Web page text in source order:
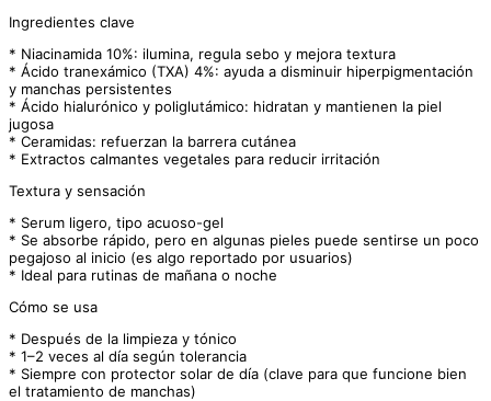
Ingredientes clave
* Niacinamida 10%: ilumina, regula sebo y mejora textura
* Ácido tranexámico (TXA) 4%: ayuda a disminuir hiperpigmentación
y manchas persistentes
* Ácido hialurónico y poliglutámico: hidratan y mantienen la piel
jugosa
* Ceramidas: refuerzan la barrera cutánea
* Extractos calmantes vegetales para reducir irritación
Textura y sensación
* Serum ligero, tipo acuoso-gel
* Se absorbe rápido, pero en algunas pieles puede sentirse un poco
pegajoso al inicio (es algo reportado por usuarios)
* Ideal para rutinas de mañana o noche
Cómo se usa
* Después de la limpieza y tónico
* 1–2 veces al día según tolerancia
* Siempre con protector solar de día (clave para que funcione bien
el tratamiento de manchas)